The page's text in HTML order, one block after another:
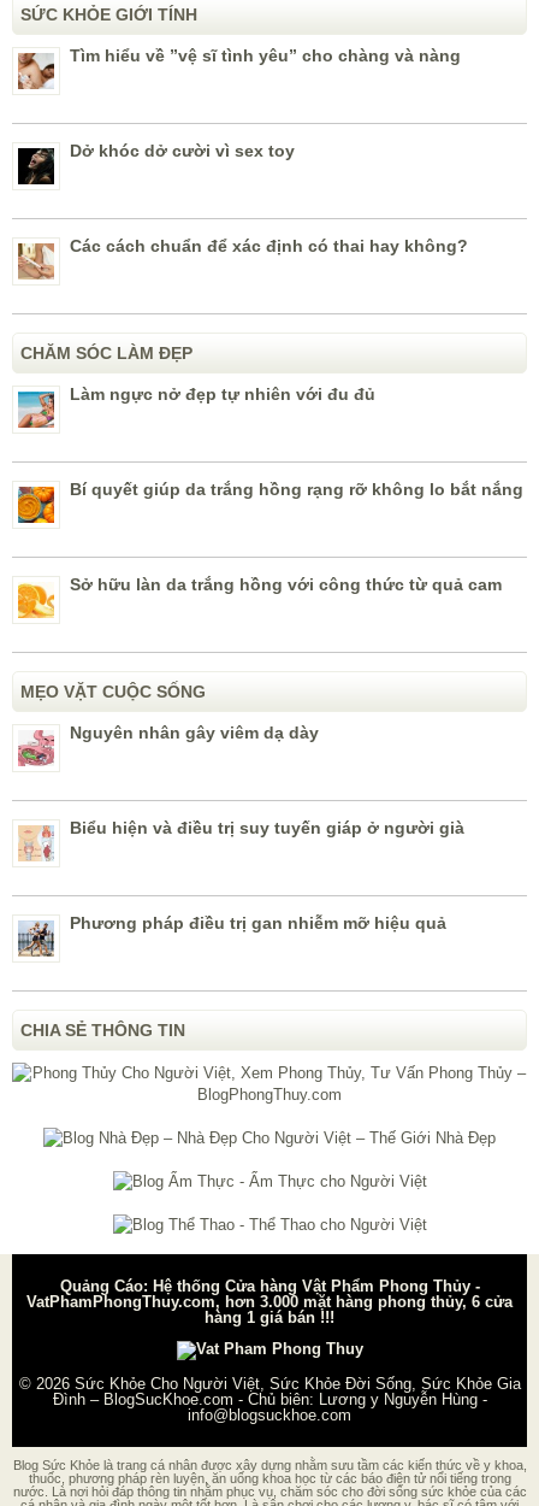
SỨC KHỎE GIỚI TÍNH
Tìm hiểu về ”vệ sĩ tình yêu” cho chàng và nàng
Dở khóc dở cười vì sex toy
Các cách chuẩn để xác định có thai hay không?
CHĂM SÓC LÀM ĐẸP
Làm ngực nở đẹp tự nhiên với đu đủ
Bí quyết giúp da trắng hồng rạng rỡ không lo bắt nắng
Sở hữu làn da trắng hồng với công thức từ quả cam
MẸO VẶT CUỘC SỐNG
Nguyên nhân gây viêm dạ dày
Biểu hiện và điều trị suy tuyến giáp ở người già
Phương pháp điều trị gan nhiễm mỡ hiệu quả
CHIA SẺ THÔNG TIN
Quảng Cáo: Hệ thống Cửa hàng Vật Phẩm Phong Thủy -
VatPhamPhongThuy.com, hơn 3.000 mặt hàng phong thủy, 6 cửa
hàng 1 giá bán !!!
© 2026 Sức Khỏe Cho Người Việt, Sức Khỏe Đời Sống, Sức Khỏe Gia
Đình – BlogSucKhoe.com - Chủ biên: Lương y Nguyễn Hùng-
info@blogsuckhoe.com
Blog Sức Khỏe là trang cá nhân được xây dựng nhằm sưu tầm các kiến thức về y khoa,
thuốc, phương pháp rèn luyện, ăn uống khoa học từ các báo điện tử nổi tiếng trong
nước. Là nơi hỏi đáp thông tin nhằm phục vụ, chăm sóc cho đời sống sức khỏe của các